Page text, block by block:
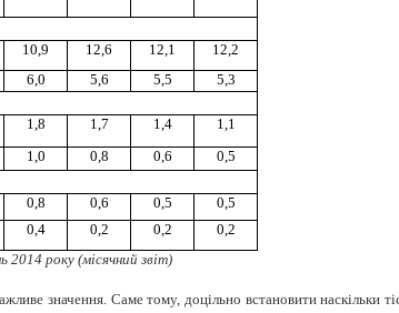
10,9 12,6 12,1
12,2
6,0 5,6 5,5
5,3
1,8 1,7 1,4
1,1
1,0 0,8 0,6
0,5
0,8 0,6 0,5
0,5
0,4 0,2 0,2
0,2
2014 року (місячний звіт)
значення. Саме тому, доцільно встановити наскільки